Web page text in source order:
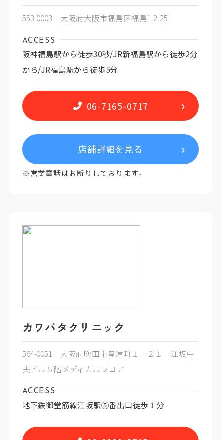
553-0003 大阪府大阪市福島区福島1-2-25
ACCESS
阪神福島駅から徒歩30秒/JR新福島駅から徒歩2分
から/JR福島駅から徒歩5分
06-7165-0717
店舗詳細を見る
※営業電話はお断りしております。
カワバタクリニック
564-0051 大阪府吹田市豊津町１－２１ 江坂中
央ビル５階メディカルフロア
ACCESS
地下鉄御堂筋線江坂駅⑤番出口徒歩１分